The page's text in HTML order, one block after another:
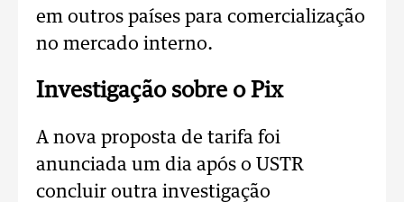
em outros países para comercialização
no mercado interno.
Investigação sobre o Pix
A nova proposta de tarifa foi
anunciada um dia após o USTR
concluir outra investigação